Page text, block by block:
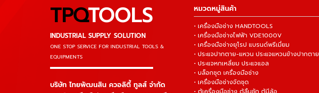
TPQTOOLS
INDUSTRIAL SUPPLY SOLUTION
ONE STOP SERVICE FOR INDUSTRIAL TOOLS &
EQUIPMENTS
▬▬▬▬▬▬▬▬▬▬▬▬▬▬▬
บริษัท ไทยพัฒนสิน ควอลิตี้ ทูลส์ จำกัด
หมวดหมู่สินค้า
• เครื่องมือช่าง HANDTOOLS
• เครื่องมือช่างไฟฟ้า VDE1000V
• เครื่องมือช่างยุโรป แบรนด์พรีเมี่ยม
• ประแจปากตาย-แหวน ประแจแหวนข้างปากตาย
• ประแจหกเหลี่ยม ประแจแอล
• บล็อกชุด เครื่องมือช่าง
• เครื่องมือช่างจัดชุด